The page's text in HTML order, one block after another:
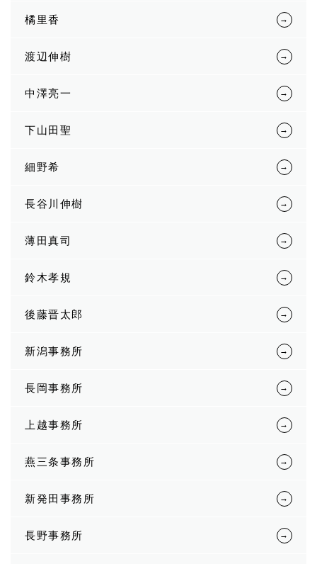
橘里香
渡辺伸樹
中澤亮一
下山田聖
細野希
長谷川伸樹
薄田真司
鈴木孝規
後藤晋太郎
新潟事務所
長岡事務所
上越事務所
燕三条事務所
新発田事務所
長野事務所